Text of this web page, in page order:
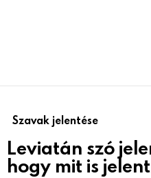
Szavak jelentése
Leviatán szó
hogy mit is